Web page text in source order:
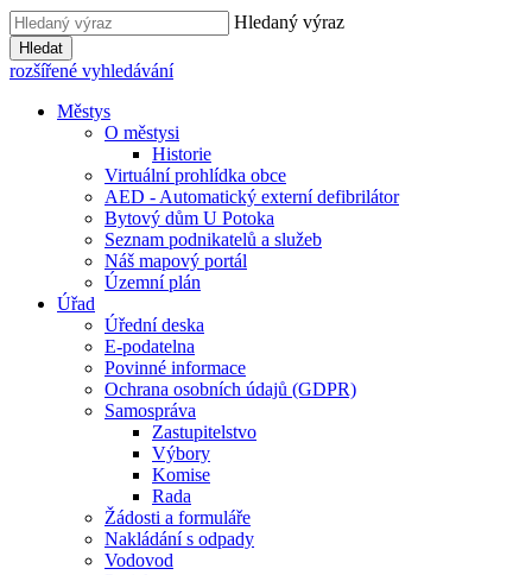
Hledaný výraz
Hledat
rozšířené vyhledávání
Městys
O městysi
Historie
Virtuální prohlídka obce
AED - Automatický externí defibrilátor
Bytový dům U Potoka
Seznam podnikatelů a služeb
Náš mapový portál
Územní plán
Úřad
Úřední deska
E-podatelna
Povinné informace
Ochrana osobních údajů (GDPR)
Samospráva
Zastupitelstvo
Výbory
Komise
Rada
Žádosti a formuláře
Nakládání s odpady
Vodovod